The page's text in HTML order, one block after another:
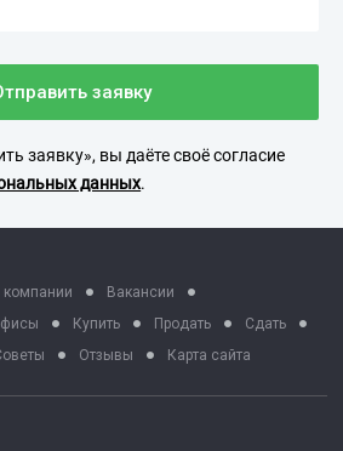
заявку
заявку», вы даёте своё согласие
данных.
компании
Вакансии
Купить Продать
Сдать
Отзывы Карта сайта